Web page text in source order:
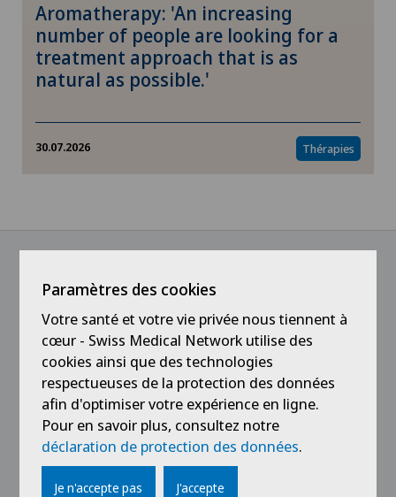
Forschung
Wellness
Thérapies
Environnement
Entreprise
Politique et santé publique
Aromatherapy: 'An increasing
number of people are looking for a
treatment approach that is as
natural as possible.'
30.07.2026 Thérapies
@Suivez notre actualité
Paramètres des cookies
Votre santé et votre vie privée nous tiennent à
cœur - Swiss Medical Network utilise des
cookies ainsi que des technologies
respectueuses de la protection des données
afin d'optimiser votre expérience en ligne.
Pour en savoir plus, consultez notre
déclaration de protection des données.
Je n'accepte pas J'accepte